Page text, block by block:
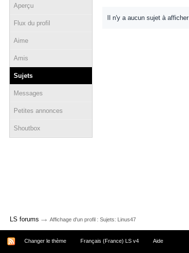
Aperçu
Flux du profil
Aime
Amis
Sujets
Messages
Petites annonces
Shoutbox
Il n'y a aucun sujet à afficher
LS forums → Affichage d'un profil : Sujets: Linus47
Changer le thème Français (France) LS v4 Aide